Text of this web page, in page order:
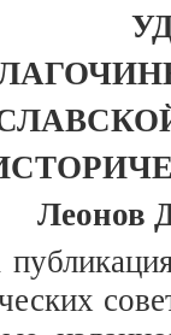
Леонов